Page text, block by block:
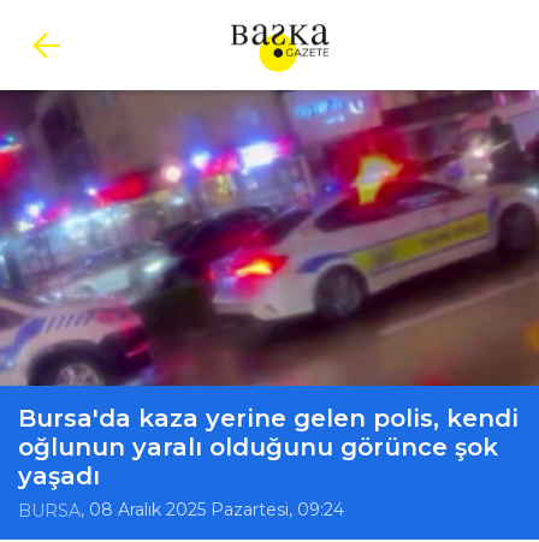
Bursa'da kaza yerine gelen polis, kendi
oğlunun yaralı olduğunu görünce şok
yaşadı
BURSA, 08 Aralık 2025 Pazartesi, 09:24